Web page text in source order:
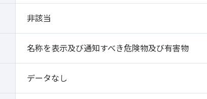
非該当
名称を表示及び通知すべき危険物及び有害物
データなし